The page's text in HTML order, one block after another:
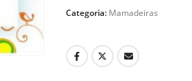
Categoria: Mamadeiras